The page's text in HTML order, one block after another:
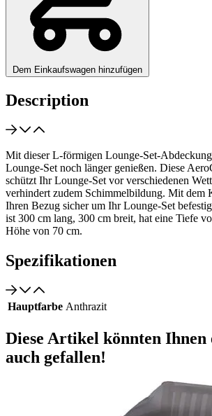
Dem Einkaufswagen hinzufügen
Description
Mit dieser L-förmigen Lounge-Set-
Lounge-Set noch länger genießen. Diese
schützt Ihr Lounge-Set vor verschiedenen
verhindert zudem Schimmelbildung. Mit dem
Ihren Bezug sicher um Ihr Lounge-Set
ist 300 cm lang, 300 cm breit, hat eine Tiefe
Höhe von 70 cm.
Spezifikationen
Hauptfarbe Anthrazit
Diese Artikel könnten Ihnen
auch gefallen!